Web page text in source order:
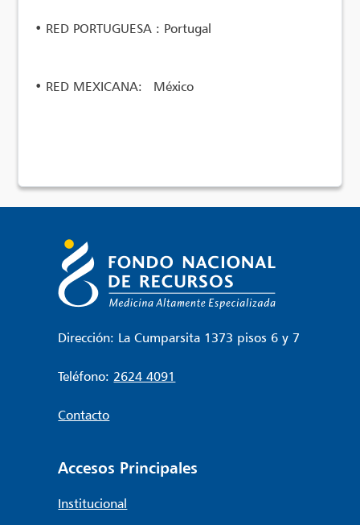
• RED PORTUGUESA : Portugal
• RED MEXICANA: México
Dirección: La Cumparsita 1373 pisos 6 y 7
Teléfono: 2624 4091
Contacto
Accesos Principales
Institucional